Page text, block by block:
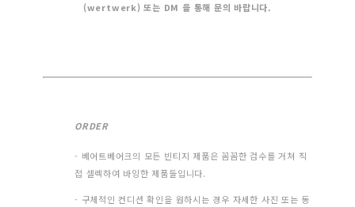
(wertwerk) 또는 DM 을 통해 문의 바랍니다.
ORDER
- 베어트베어크의 모든 빈티지 제품은 꼼꼼한 검수를 거쳐 직
접 셀렉하여 바잉한 제품들입니다.
- 구체적인 컨디션 확인을 원하시는 경우 자세한 사진 또는 동